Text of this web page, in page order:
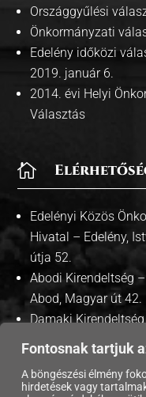
Fontosnak tartjuk
A böngészési élmény
hirdetések vagy
Országgyűlési
Önkormányzati
Edelény időközi
2019. január 6.
2014. évi Helyi
Választás

Edelényi Közös
Hivatal – Edelény,
útja 52.
Abodi Kirendeltség
Abod, Magyar út 42.
Damaki
Damak, Szabadság